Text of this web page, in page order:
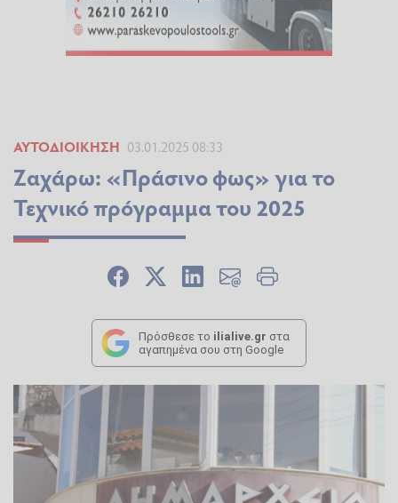
ΑΥΤΟΔΙΟΊΚΗΣΗ 03.01.2025 08:33
Ζαχάρω: «Πράσινο φως» για το
Τεχνικό πρόγραμμα του 2025
Πρόσθεσε το ilialive.gr στα
αγαπημένα σου στη Google